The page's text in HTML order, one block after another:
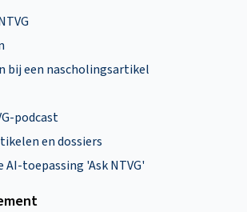
bij een nascholingsartikel
podcast
en dossiers
AI-toepassing 'Ask NTVG'